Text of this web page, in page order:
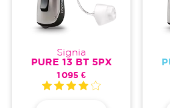
Signia
PURE 13 BT 5PX
1 095 €